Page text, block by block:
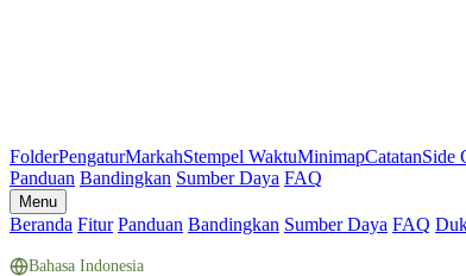
FolderPengaturMarkahStempel WaktuMinimapCatatanSide
Panduan Bandingkan Sumber Daya FAQ
Menu
Beranda Fitur Panduan Bandingkan Sumber Daya FAQ
Bahasa Indonesia